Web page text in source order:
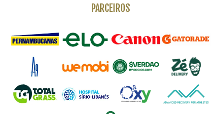
PARCEIROS